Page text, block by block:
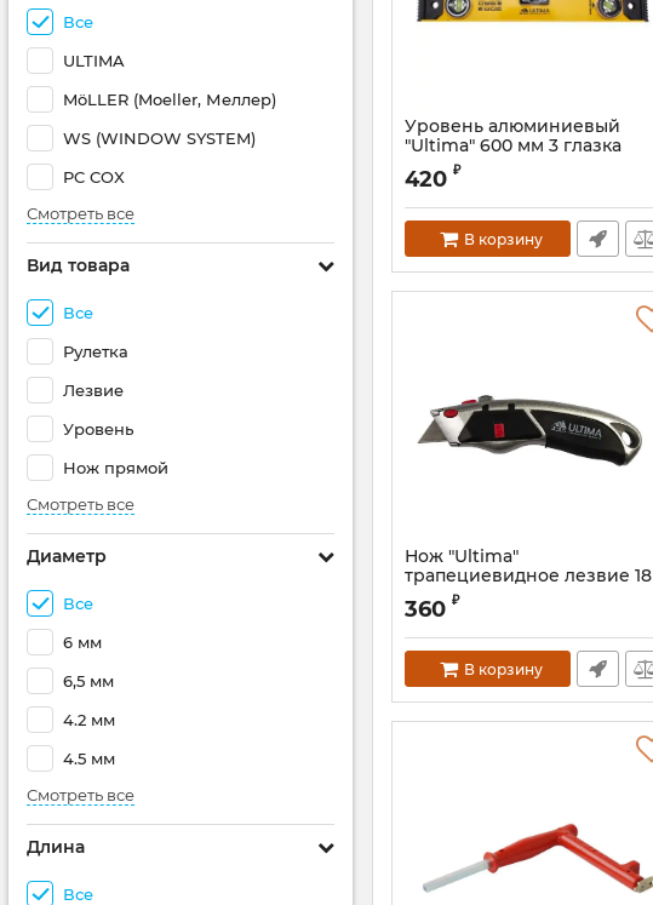
Все
ULTIMA
MöLLER (Moeller, Меллер)
WS (WINDOW SYSTEM)
PC COX
Смотреть все
Вид товара
Все
Рулетка
Лезвие
Уровень
Нож прямой
Смотреть все
Диаметр
Все
6 мм
6,5 мм
4.2 мм
4.5 мм
Смотреть все
Длина
Все
Уровень алюминиевый
"Ultima" 600 мм 3 глазка
усиленный
420 ₽
В корзину
Нож "Ultima"
трапециевидное лезвие 18
мм (8 шт.)
Артикул:
360 ₽
В корзину